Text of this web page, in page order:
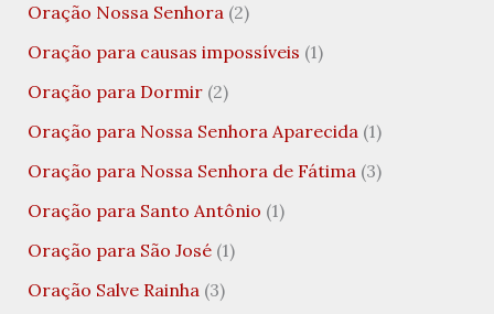
Oração Nossa Senhora(2)
Oração para causas impossíveis (1)
Oração para Dormir(2)
Oração para Nossa Senhora Aparecida(1)
Oração para Nossa Senhora de Fátima(3)
Oração para Santo Antônio (1)
Oração para São José(1)
Oração Salve Rainha(3)